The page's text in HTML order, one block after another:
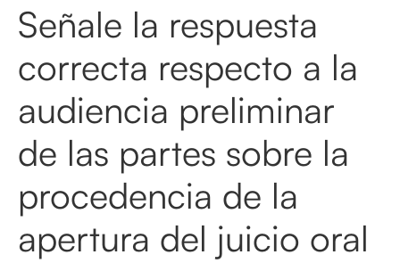
Señale la respuesta
correcta respecto a la
audiencia preliminar
de las partes sobre la
procedencia de la
apertura del juicio oral